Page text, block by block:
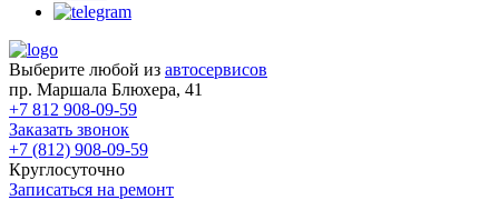
Выберите любой из автосервисов
пр. Маршала Блюхера, 41
+7 812 908-09-59
Заказать звонок
+7 (812) 908-09-59
Круглосуточно
Записаться на ремонт